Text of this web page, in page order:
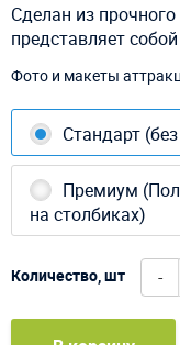
Сделан из
представляет
Фото и макеты
Стандарт
Премиум
на столбиках)
Количество, шт -